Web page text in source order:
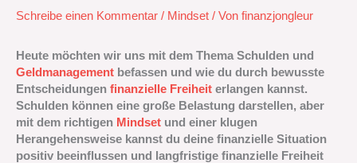
Schreibe einen Kommentar / Mindset / Von finanzjongleur
Heute möchten wir uns mit dem Thema Schulden und
Geldmanagement befassen und wie du durch bewusste
Entscheidungen finanzielle Freiheit erlangen kannst.
Schulden können eine große Belastung darstellen, aber
mit dem richtigen Mindset und einer klugen
Herangehensweise kannst du deine finanzielle Situation
positiv beeinflussen und langfristige finanzielle Freiheit